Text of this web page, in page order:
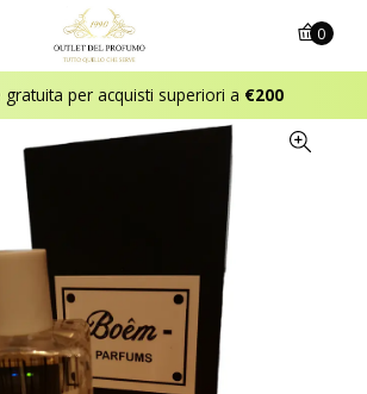
gratuita per acquisti superiori a €200
0